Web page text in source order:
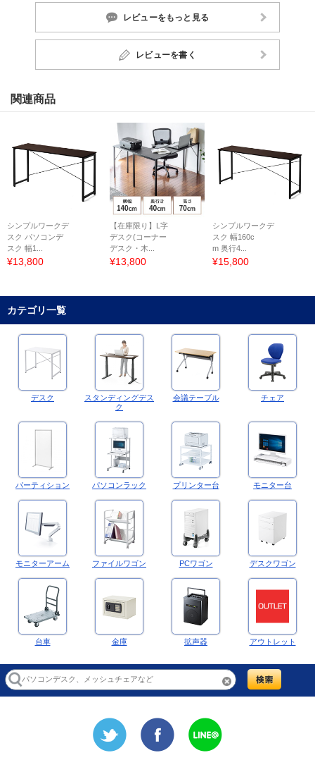
レビューをもっと見る
レビューを書く
関連商品
シンプルワークデ
スク パソコンデ
スク 幅1...
¥13,800
【在庫限り】L字
デスク(コーナー
デスク・木...
¥13,800
シンプルワークデ
スク 幅160c
m 奥行4...
¥15,800
カテゴリ一覧
デスク
スタンディングデス
ク
会議テーブル チェア
パーティション パソコンラック プリンター台 モニター台
モニターアーム ファイルワゴン PCワゴン デスクワゴン
台車 金庫 拡声器 アウトレット